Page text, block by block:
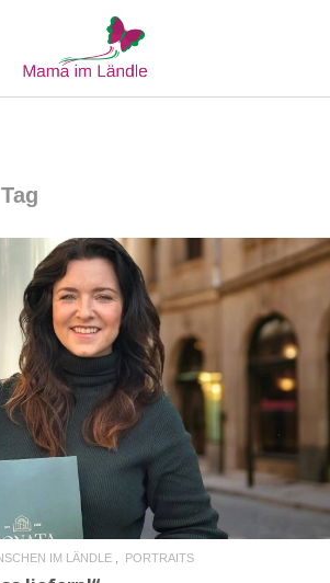
Tag
READ MORE
IM LÄNDLE PORTRAITS